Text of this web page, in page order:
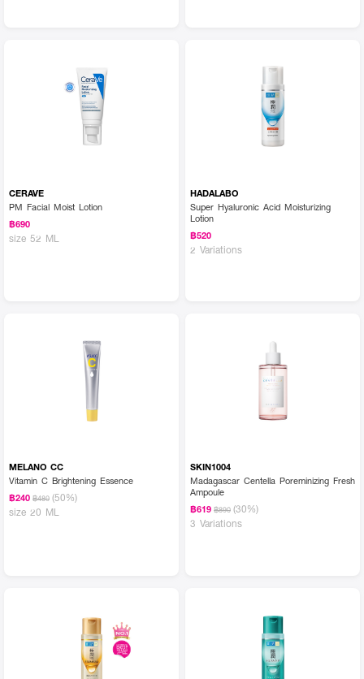
CERAVE
PM Facial Moist Lotion
฿690
size 52 ML
HADALABO
Super Hyaluronic Acid Moisturizing
Lotion
฿520
2 Variations
MELANO CC
Vitamin C Brightening Essence
฿240 ฿480 (50%)
size 20 ML
SKIN1004
Madagascar Centella Poreminizing Fresh
Ampoule
฿619 ฿890 (30%)
3 Variations